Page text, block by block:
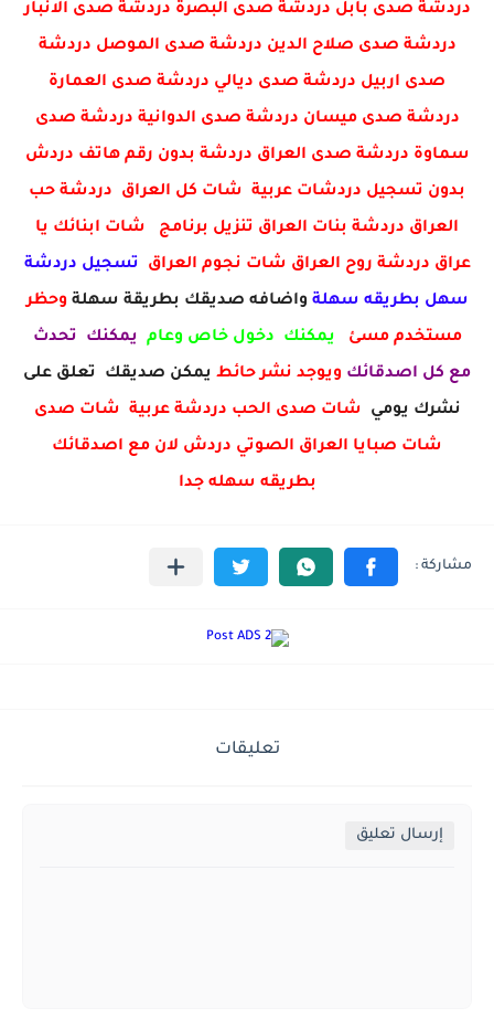
دردشة صدى بابل دردشة صدى البصرة دردشة صدى الانبار
دردشة صدى صلاح الدين دردشة صدى الموصل دردشة
صدى اربيل دردشة صدى ديالي دردشة صدى العمارة
دردشة صدى ميسان دردشة صدى الدوانية دردشة صدى
سماوة دردشة صدى العراق دردشة بدون رقم هاتف دردش
بدون تسجيل دردشات عربية شات كل العراق دردشة حب
العراق دردشة بنات العراق تنزيل برنامج شات ابنائك يا
عراق دردشة روح العراق شات نجوم العراق تسجيل دردشة
سهل بطريقه سهلة واضافه صديقك بطريقة سهلة وحظر
مستخدم مسئ يمكنك دخول خاص وعام يمكنك تحدث
مع كل اصدقائك ويوجد نشر حائط يمكن صديقك تعلق على
نشرك يومي شات صدى الحب دردشة عربية شات صدى
شات صبايا العراق الصوتي دردش لان مع اصدقائك
بطريقه سهله جدا
تعليقات
إرسال تعليق